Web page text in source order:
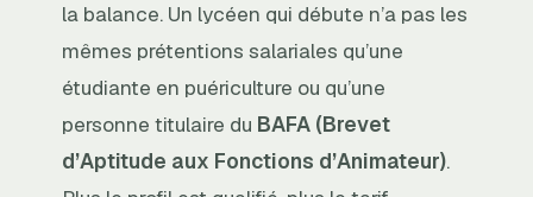
la balance. Un lycéen qui débute n’a pas les
mêmes prétentions salariales qu’une
étudiante en puériculture ou qu’une
personne titulaire du BAFA (Brevet
d’Aptitude aux Fonctions d’Animateur).